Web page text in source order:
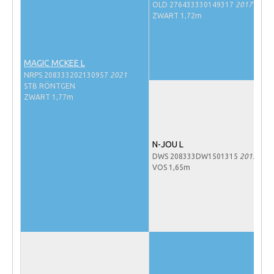
Nationale Keuring
Late Veulenkeuring
Wereldkampioenschap Jonge Paarden
MAGIC MCKEE L
NRPS 208333202130957 2021
STB RÖNTGEN
ZWART 1,77m
OLD 276433330149317 2017
ZWART 1,72m
N-JOU L
DWS 208333DW1501315 2015
VOS 1,65m